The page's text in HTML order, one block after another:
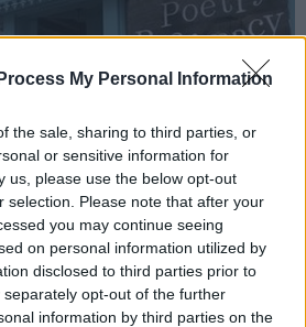
My Personal Information
the sale, sharing to third parties, or
or sensitive information for
us, please use the below opt-out
selection. Please note that after your
you may continue seeing
on personal information utilized by
disclosed to third parties prior to
opt-out of the further
information by third parties on the
felírt versek segítenek a
a fáradtság leküzdésében, de a